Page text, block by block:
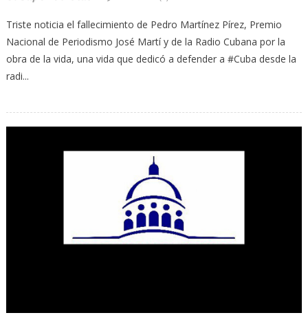
Triste noticia el fallecimiento de Pedro Martínez Pírez, Premio
Nacional de Periodismo José Martí y de la Radio Cubana por la
obra de la vida, una vida que dedicó a defender a #Cuba desde la
radi...